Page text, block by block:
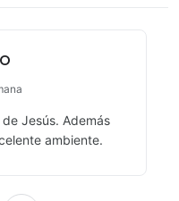
Jesús. Además
ambiente.